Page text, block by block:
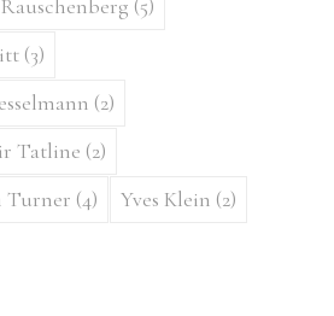
(5)
(3)
(2)
Tatline (2)
Turner (4) Yves Klein (2)